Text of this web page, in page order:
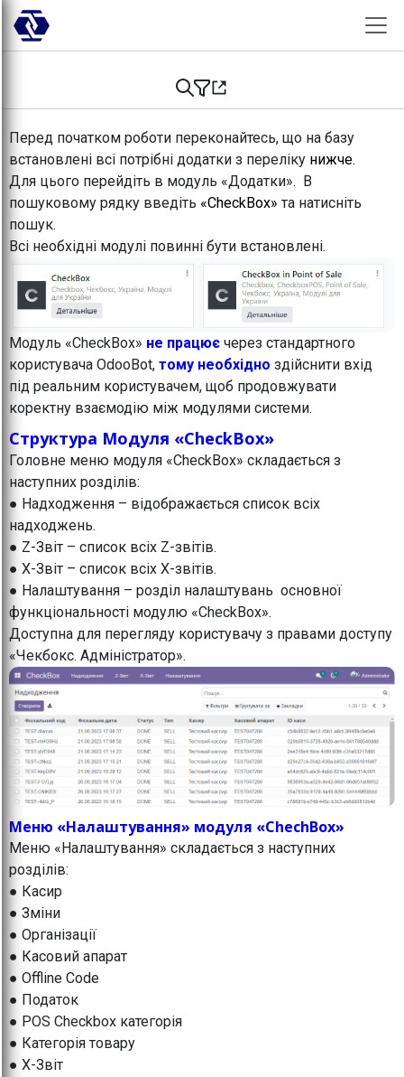
Skip to Content
Перед початком роботи переконайтесь, що на базу
встановлені всі потрібні додатки з переліку нижче.
Для цього перейдіть в модуль «Додатки». В
пошуковому рядку введіть «CheckBox» та натисніть
пошук.
Всі необхідні модулі повинні бути встановлені.
Модуль «CheckBox» не працює через стандартного
користувача OdooBot, тому необхідно здійснити вхід
під реальним користувачем, щоб продовжувати
коректну взаємодію між модулями системи.
Структура Модуля «CheckBox»
Головне меню модуля «CheckBox» складається з
наступних розділів:
● Надходження – відображається список всіх
надходжень.
● Z-Звіт – список всіх Z-звітів.
● X-Звіт – список всіх X-звітів.
● Налаштування – розділ налаштувань основної
функціональності модулю «CheckBox».
Доступна для перегляду користувачу з правами доступу
«Чекбокс. Адміністратор».
Меню «Налаштування» модуля «ChechBox»
Меню «Налаштування» складається з наступних
розділів:
● Касир
● Зміни
● Організації
● Касовий апарат
● Offline Code
● Податок
● POS Checkbox категорія
● Категорія товару
● X-Звіт